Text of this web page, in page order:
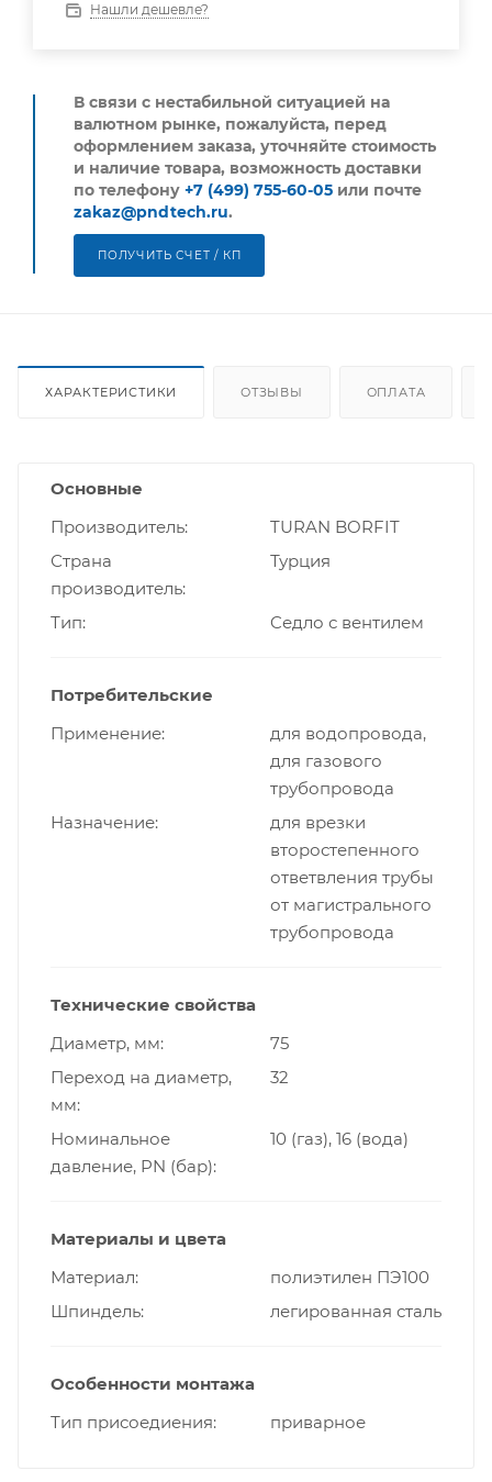
Нашли дешевле?
В связи с нестабильной ситуацией на
валютном рынке, пожалуйста, перед
оформлением заказа, уточняйте стоимость
и наличие товара, возможность доставки
по телефону +7 (499) 755-60-05 или почте
zakaz@pndtech.ru.
ПОЛУЧИТЬ СЧЕТ / КП
ХАРАКТЕРИСТИКИ ОТЗЫВЫ ОПЛАТА
Основные
Производитель
TURAN BORFIT
Страна
производитель
Турция
Тип Cедло с вентилем
Потребительские
Применение
для водопровода,
для газового
трубопровода
Назначение
для врезки
второстепенного
ответвления трубы
от магистрального
трубопровода
Технические свойства
Диаметр, мм
75
Переход на диаметр,
мм
32
Номинальное
давление, PN (бар)
10 (газ), 16 (вода)
Материалы и цвета
Материал
полиэтилен ПЭ100
Шпиндель
легированная сталь
Особенности монтажа
Тип присоедиения
приварное